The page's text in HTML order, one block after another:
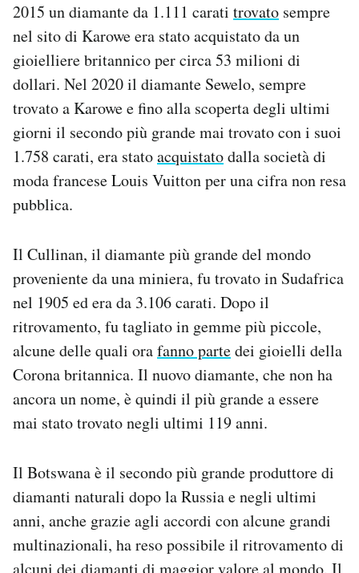
2015 un diamante da 1.111 carati trovato sempre
nel sito di Karowe era stato acquistato da un
gioielliere britannico per circa 53 milioni di
dollari. Nel 2020 il diamante Sewelo, sempre
trovato a Karowe e fino alla scoperta degli ultimi
giorni il secondo più grande mai trovato con i suoi
1.758 carati, era statoacquistatodalla società di
moda francese Louis Vuitton per una cifra non resa
pubblica.
Il Cullinan, il diamante più grande del mondo
proveniente da una miniera, fu trovato in Sudafrica
nel 1905 ed era da 3.106 carati. Dopo il
ritrovamento, fu tagliato in gemme più piccole,
alcune delle quali orafanno partedei gioielli della
Corona britannica. Il nuovo diamante, che non ha
ancora un nome, è quindi il più grande a essere
mai stato trovato negli ultimi 119 anni.
Il Botswana è il secondo più grande produttore di
diamanti naturali dopo la Russia e negli ultimi
anni, anche grazie agli accordi con alcune grandi
multinazionali, ha reso possibile il ritrovamento di